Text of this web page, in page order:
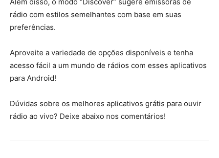
rádio com estilos semelhantes com base em suas
preferências.
Aproveite a variedade de opções disponíveis e tenha
acesso fácil a um mundo de rádios com esses aplicativos
para Android!
Dúvidas sobre os melhores aplicativos grátis para ouvir
rádio ao vivo? Deixe abaixo nos comentários!